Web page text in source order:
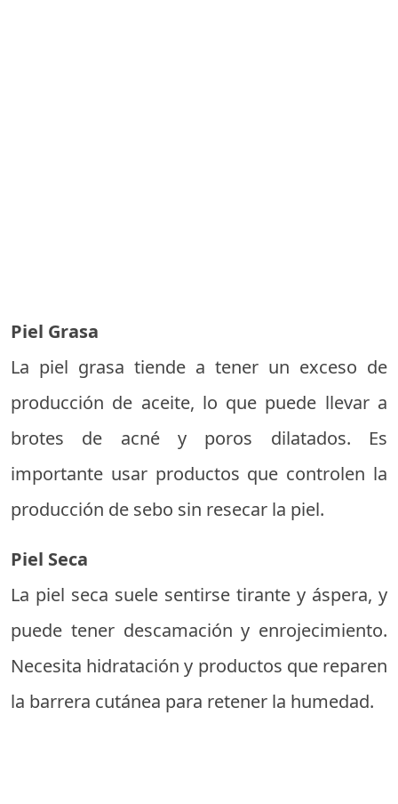
Piel Grasa
La piel grasa tiende a tener un exceso de
producción de aceite, lo que puede llevar a
brotes de acné y poros dilatados. Es
importante usar productos que controlen la
producción de sebo sin resecar la piel.
Piel Seca
La piel seca suele sentirse tirante y áspera, y
puede tener descamación y enrojecimiento.
Necesita hidratación y productos que reparen
la barrera cutánea para retener la humedad.